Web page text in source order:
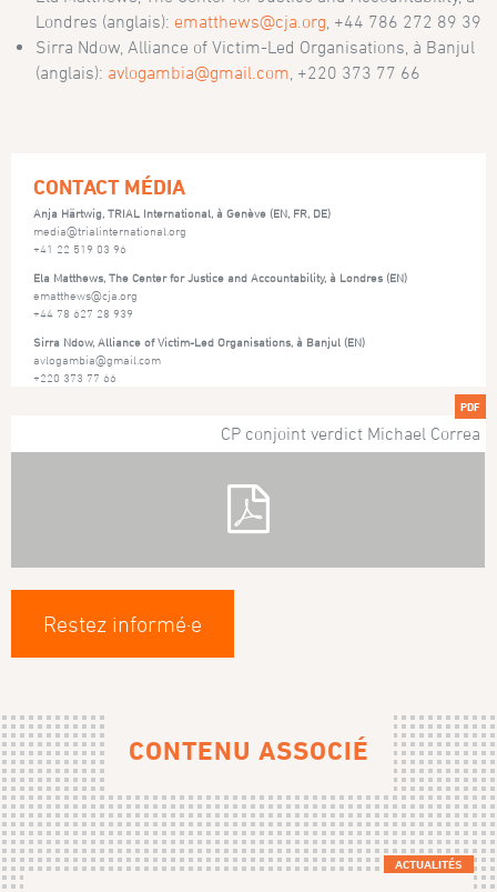
Londres (anglais): ematthews@cja.org , +44 786 272 89 39
Sirra Ndow, Alliance of Victim-Led Organisations, à Banjul
(anglais): avlogambia@gmail.com , +220 373 77 66
CONTACT MÉDIA
Anja Härtwig, TRIAL International, à Genève (EN, FR, DE)
media@trialinternational.org
+41 22 519 03 96
Ela Matthews, The Center for Justice and Accountability, à Londres (EN)
ematthews@cja.org
+44 78 627 28 939
Sirra Ndow, Alliance of Victim-Led Organisations, à Banjul (EN)
avlogambia@gmail.com
+220 373 77 66
PDF
CP conjoint verdict Michael Correa
Restez informé·e
CONTENU ASSOCIÉ
ACTUALITÉS